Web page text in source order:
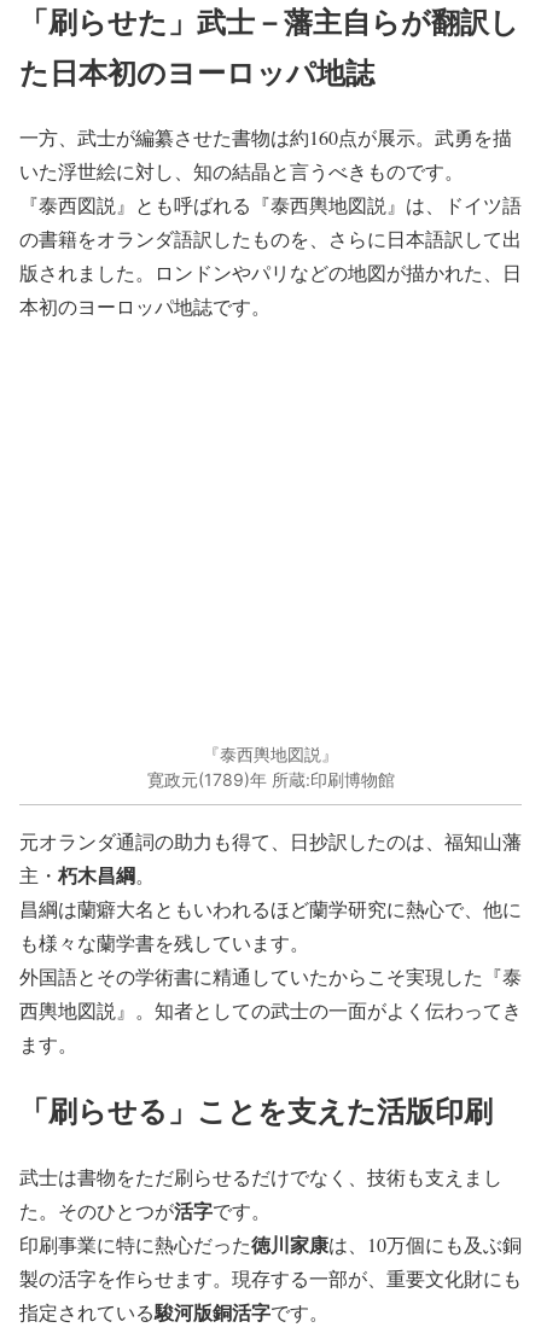
「刷らせた」武士－藩主自らが翻訳し
た日本初のヨーロッパ地誌
一方、武士が編纂させた書物は約160点が展示。武勇を描
いた浮世絵に対し、知の結晶と言うべきものです。
『泰西図説』とも呼ばれる『泰西輿地図説』は、ドイツ語
の書籍をオランダ語訳したものを、さらに日本語訳して出
版されました。ロンドンやパリなどの地図が描かれた、日
本初のヨーロッパ地誌です。
『泰西輿地図説』
寛政元(1789)年 所蔵:印刷博物館
元オランダ通詞の助力も得て、日抄訳したのは、福知山藩
主・ 朽木昌綱。
昌綱は蘭癖大名ともいわれるほど蘭学研究に熱心で、他に
も様々な蘭学書を残しています。
外国語とその学術書に精通していたからこそ実現した『泰
西輿地図説』。知者としての武士の一面がよく伝わってき
ます。
「刷らせる」ことを支えた活版印刷
武士は書物をただ刷らせるだけでなく、技術も支えまし
た。そのひとつが活字です。
印刷事業に特に熱心だった徳川家康は、10万個にも及ぶ銅
製の活字を作らせます。現存する一部が、重要文化財にも
指定されている駿河版銅活字です。